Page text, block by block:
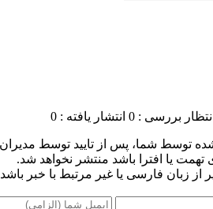
بررسی : 0 انتشار یافته : 0
توسط شما، پس از تایید توسط
یا افترا باشد منتشر نخواهد شد.
از زبان فارسی یا غیر مرتبط با خبر